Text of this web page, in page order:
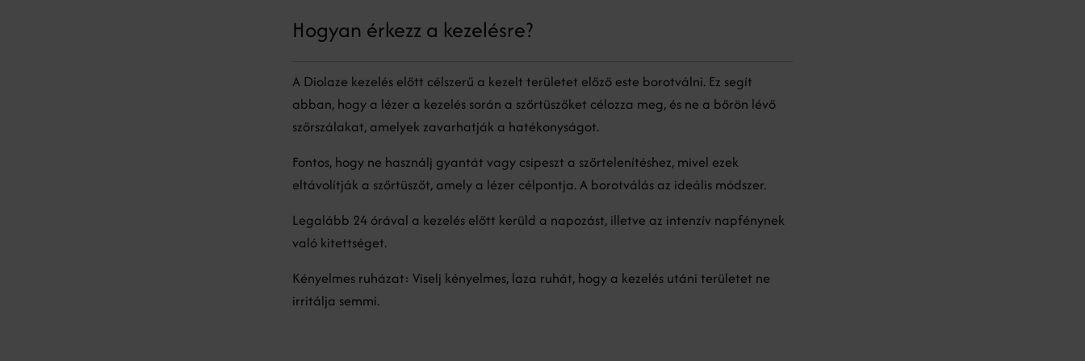
Hogyan érkezz a kezelésre?
A Diolaze kezelés előtt célszerű a kezelt területet előző este borotválni. Ez segít
abban, hogy a lézer a kezelés során a szőrtüszőket célozza meg, és ne a bőrön lévő
szőrszálakat, amelyek zavarhatják a hatékonyságot.
Fontos, hogy ne használj gyantát vagy csipeszt a szőrtelenítéshez, mivel ezek
eltávolítják a szőrtüszőt, amely a lézer célpontja. A borotválás az ideális módszer.
Legalább 24 órával a kezelés előtt kerüld a napozást, illetve az intenzív napfénynek
való kitettséget.
Kényelmes ruházat: Viselj kényelmes, laza ruhát, hogy a kezelés utáni területet ne
irritálja semmi.